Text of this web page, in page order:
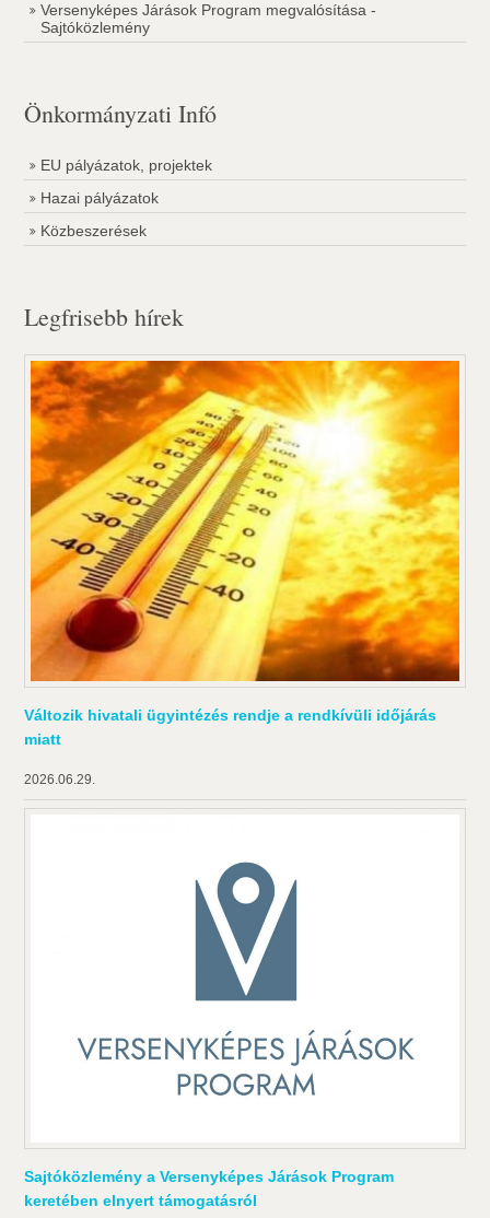
Versenyképes Járások Program megvalósítása -
Sajtóközlemény
Önkormányzati Infó
EU pályázatok, projektek
Hazai pályázatok
Közbeszerések
Legfrisebb hírek
Változik hivatali ügyintézés rendje a rendkívüli időjárás
miatt
2026.06.29.
Sajtóközlemény a Versenyképes Járások Program
keretében elnyert támogatásról